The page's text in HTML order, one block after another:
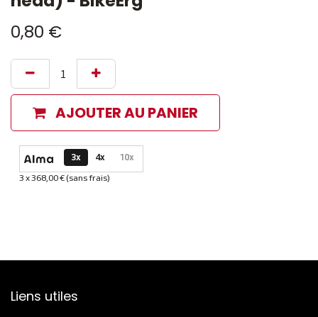
0,80 €
AJOUTER AU PANIER
Options de paiement disponibles
3x 4x 10x
Informations sur le plan de paiement sélectionné
3 x 368,00 € (sans frais)
Liens utiles